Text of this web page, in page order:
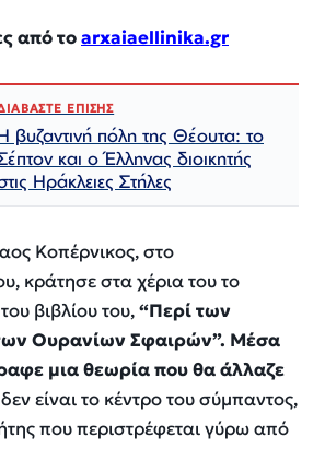
από τοarxaiaellinika.gr
ΕΠΙΣΗΣ
βυζαντινή πόλη της Θέουτα: το
και ο Έλληνας διοικητής
Ηράκλειες Στήλες
Κοπέρνικος, στο
κράτησε στα χέρια του το
βιβλίου του,“Περί των
Ουρανίων Σφαιρών”. Μέσα
μια θεωρία που θα άλλαζε
είναι το κέντρο του σύμπαντος,
που περιστρέφεται γύρω από